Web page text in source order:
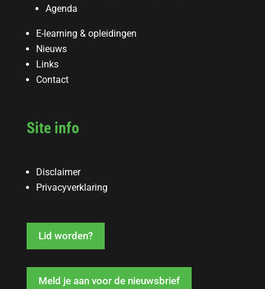
Agenda
E-learning & opleidingen
Nieuws
Links
Contact
Site info
Disclaimer
Privacyverklaring
Lid worden?
Meld je aan voor de nieuwsbrief